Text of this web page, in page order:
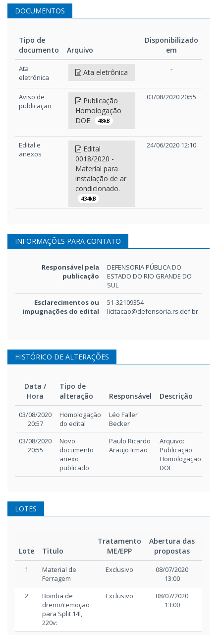
DOCUMENTOS
Tipo de
documento
Arquivo
Disponibilizado
em
Tipo de
documento
Ata
eletrônica
Ata eletrônica -
Aviso de
publicação
Publicação
Homologação
DOE
48kB
03/08/2020 20:55
Edital e
anexos
Edital
0018/2020 -
Material para
instalação de ar
condicionado.
434kB
24/06/2020 12:10
publicação
publicação -
DOE
INFORMAÇÕES PARA CONTATO
Responsável pela
publicação
DEFENSORIA PÚBLICA DO
ESTADO DO RIO GRANDE DO
SUL
Esclarecimentos ou
impugnações do edital
51-32109354
licitacao@defensoria.rs.def.br
HISTÓRICO DE ALTERAÇÕES
Data /
Hora
Tipo de
alteração
Responsável
Descrição
Data /
Hora
Tipo de
alteração
Responsável
03/08/2020
20:57
Homologação
do edital
Léo Faller
Becker
03/08/2020
20:55
Novo
documento
anexo
publicado
Paulo Ricardo
Araujo Irmao
Arquivo:
Publicação
Homologação
DOE
LOTES
Lote Titulo
Tratamento
ME/EPP
Abertura das
propostas
1
Material de
Ferragem
Exclusivo
08/07/2020
13:00
2
Bomba de
dreno/remoção
para Split 14l,
220v:
Exclusivo
08/07/2020
13:00